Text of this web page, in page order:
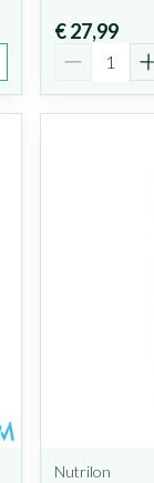
€ 27,99
Nutrilon